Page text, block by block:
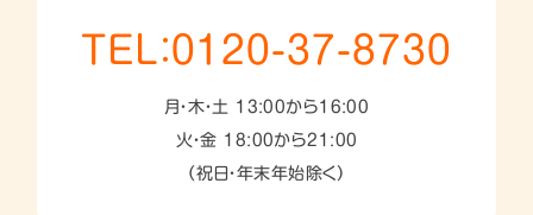
TEL：0120-37-8730
月・木・土 13:00から16:00
火・金 18:00から21:00
（祝日・年末年始除く）